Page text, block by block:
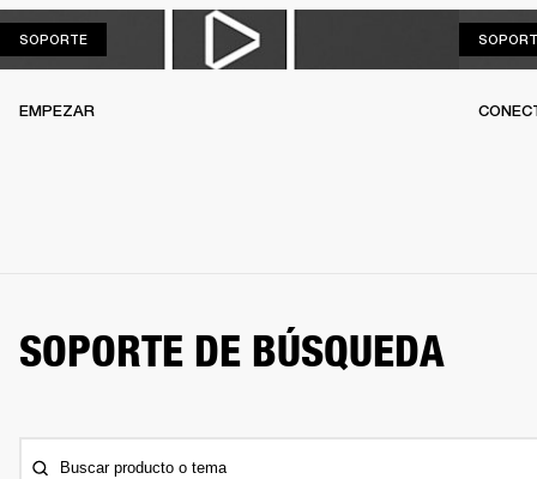
SOPORTESOPORTE
EMPEZAR
SOPORTE DE BÚSQUEDA
Buscar producto o tema